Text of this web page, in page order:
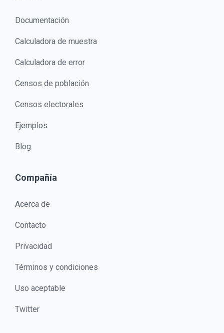
Documentación
Calculadora de muestra
Calculadora de error
Censos de población
Censos electorales
Ejemplos
Blog
Compañía
Acerca de
Contacto
Privacidad
Términos y condiciones
Uso aceptable
Twitter